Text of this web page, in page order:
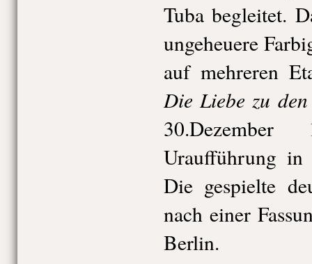
Tuba begleitet.
ungeheuere
auf mehreren
Die Liebe zu
Uraufführung in
Die gespielte
nach einer
Berlin.